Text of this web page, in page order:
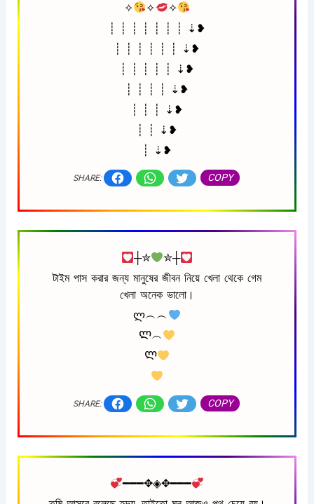
✧
✧
✧
┊ ┊ ┊ ┊ ┊ ┊ ┊ ⇣❥
┊ ┊ ┊ ┊ ┊ ┊ ⇣❥
┊ ┊ ┊ ┊ ┊ ⇣❥
┊ ┊ ┊ ┊ ⇣❥
┊ ┊ ┊ ⇣❥
┊ ┊ ⇣❥
┊ ⇣❥
SHARE: COPY
┼✮
✮┼
টাইম পাস করার জন্য মানুষের জীবন নিয়ে খেলা থেকে গেম
খেলা অনেক ভালো।
ლ︵︵
Ლ︵
Ლ
SHARE: COPY
━━━✥◈✥━━━